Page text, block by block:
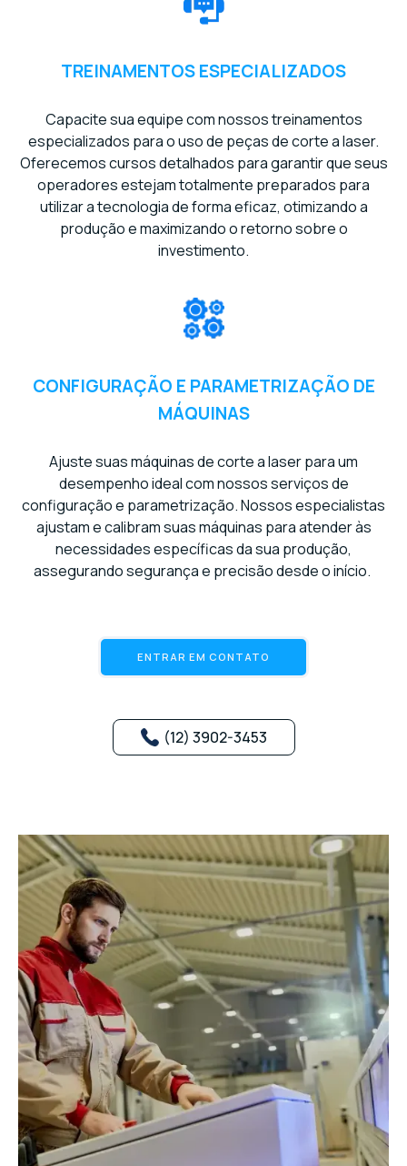
TREINAMENTOS ESPECIALIZADOS
Capacite sua equipe com nossos treinamentos
especializados para o uso de peças de corte a laser.
Oferecemos cursos detalhados para garantir que seus
operadores estejam totalmente preparados para
utilizar a tecnologia de forma eficaz, otimizando a
produção e maximizando o retorno sobre o
investimento.
CONFIGURAÇÃO E PARAMETRIZAÇÃO DE
MÁQUINAS
Ajuste suas máquinas de corte a laser para um
desempenho ideal com nossos serviços de
configuração e parametrização. Nossos especialistas
ajustam e calibram suas máquinas para atender às
necessidades específicas da sua produção,
assegurando segurança e precisão desde o início.
ENTRAR EM CONTATO
(12) 3902-3453